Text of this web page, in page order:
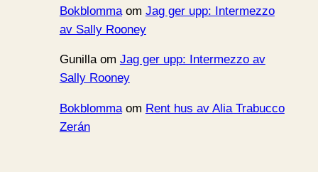
Bokblommaom Jag ger upp: Intermezzo
av Sally Rooney
Gunillaom Jag ger upp: Intermezzo av
Sally Rooney
Bokblommaom Rent hus av Alia Trabucco
Zerán